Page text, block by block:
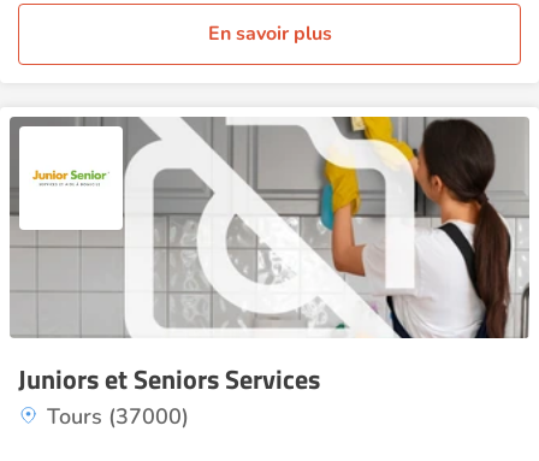
En savoir plus
Juniors et Seniors Services
Tours (37000)